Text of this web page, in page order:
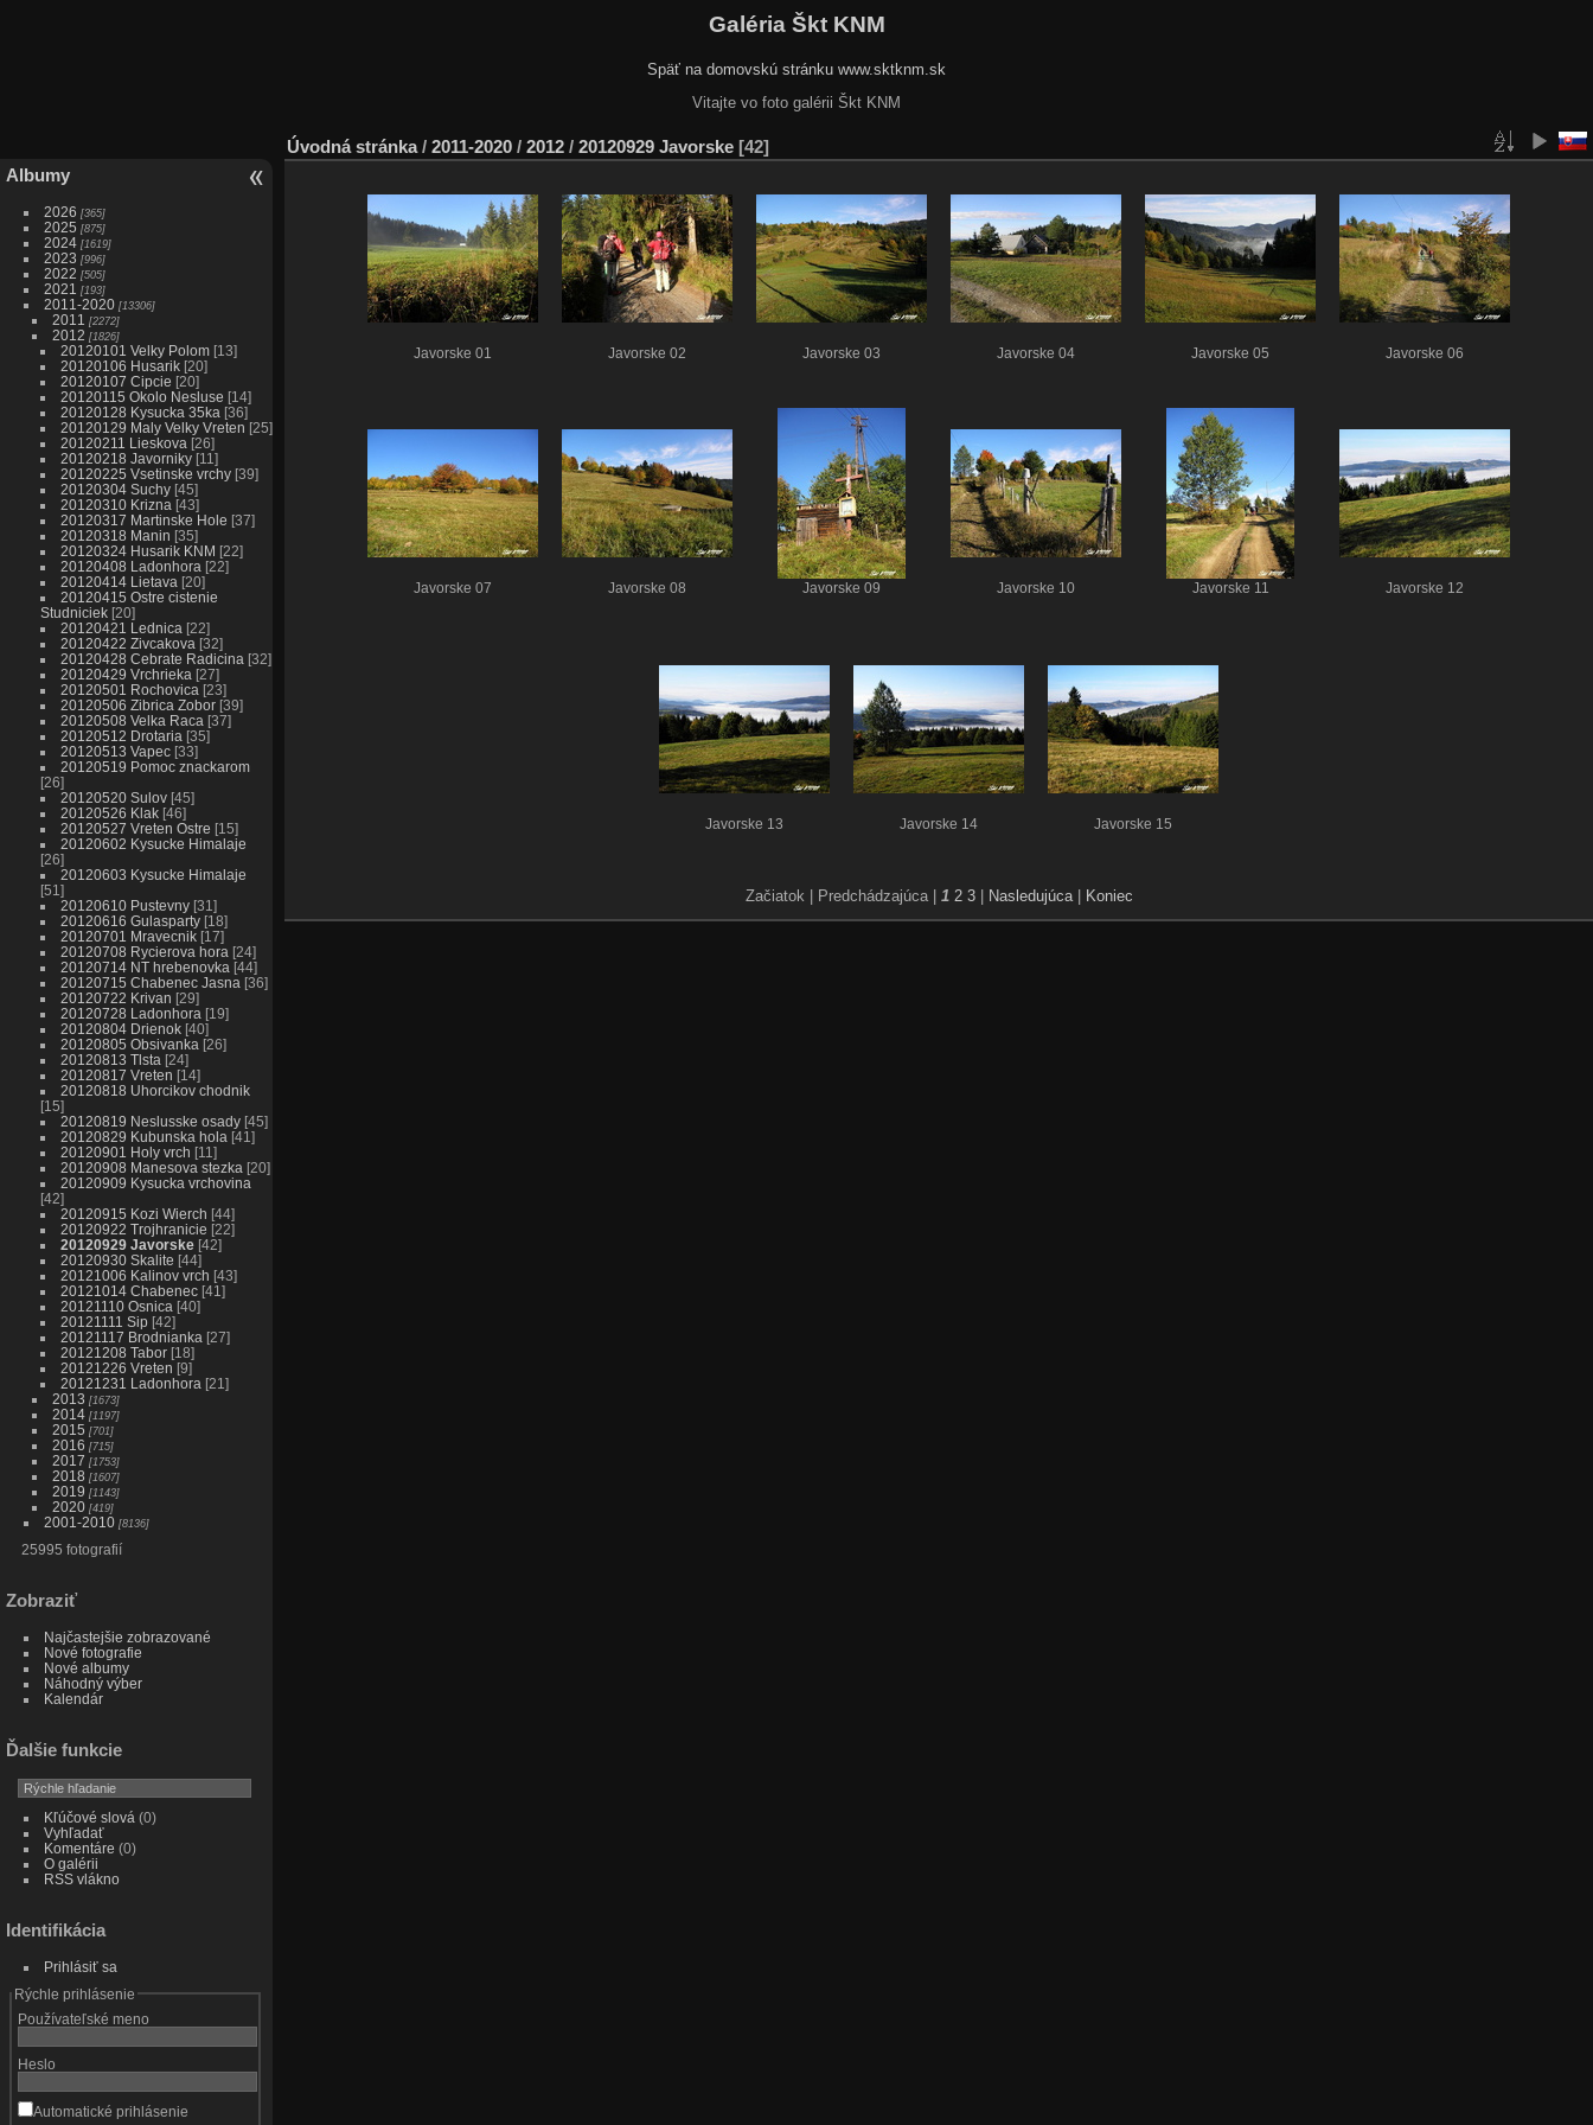
Galéria Škt KNM
Späť na domovskú stránku www.sktknm.sk
Vitajte vo foto galérii Škt KNM
Albumy
2026 365
2025 875
2024 1619
2023 996
2022 505
2021 193
2011-2020 13306
2011 2272
2012 1826
20120101 Velky Polom 13
20120106 Husarik 20
20120107 Cipcie 20
20120115 Okolo Nesluse 14
20120128 Kysucka 35ka 36
20120129 Maly Velky Vreten 25
20120211 Lieskova 26
20120218 Javorniky 11
20120225 Vsetinske vrchy 39
20120304 Suchy 45
20120310 Krizna 43
20120317 Martinske Hole 37
20120318 Manin 35
20120324 Husarik KNM 22
20120408 Ladonhora 22
20120414 Lietava 20
20120415 Ostre cistenie
Studniciek 20
20120421 Lednica 22
20120422 Zivcakova 32
20120428 Cebrate Radicina 32
20120429 Vrchrieka 27
20120501 Rochovica 23
20120506 Zibrica Zobor 39
20120508 Velka Raca 37
20120512 Drotaria 35
20120513 Vapec 33
20120519 Pomoc znackarom
26
20120520 Sulov 45
20120526 Klak 46
20120527 Vreten Ostre 15
20120602 Kysucke Himalaje
26
20120603 Kysucke Himalaje
51
20120610 Pustevny 31
20120616 Gulasparty 18
20120701 Mravecnik 17
20120708 Rycierova hora 24
20120714 NT hrebenovka 44
20120715 Chabenec Jasna 36
20120722 Krivan 29
20120728 Ladonhora 19
20120804 Drienok 40
20120805 Obsivanka 26
20120813 Tlsta 24
20120817 Vreten 14
20120818 Uhorcikov chodnik
15
20120819 Neslusske osady 45
20120829 Kubunska hola 41
20120901 Holy vrch 11
20120908 Manesova stezka 20
20120909 Kysucka vrchovina
42
20120915 Kozi Wierch 44
20120922 Trojhranicie 22
20120929 Javorske 42
20120930 Skalite 44
20121006 Kalinov vrch 43
20121014 Chabenec 41
20121110 Osnica 40
20121111 Sip 42
20121117 Brodnianka 27
20121208 Tabor 18
20121226 Vreten 9
20121231 Ladonhora 21
2013 1673
2014 1197
2015 701
2016 715
2017 1753
2018 1607
2019 1143
2020 419
2001-2010 8136
25995 fotografií
Zobraziť
Najčastejšie zobrazované
Nové fotografie
Nové albumy
Náhodný výber
Kalendár
Ďalšie funkcie
Kľúčové slová (0)
Vyhľadať
Komentáre (0)
O galérii
RSS vlákno
Identifikácia
Prihlásiť sa
Rýchle prihlásenie
Používateľské meno
Heslo
Automatické prihlásenie
Úvodná stránka/ 2011-2020 / 2012 / 20120929 Javorske 42
Javorske 01 Javorske 02 Javorske 03 Javorske 04 Javorske 05 Javorske 06
Javorske 07 Javorske 08 Javorske 09 Javorske 10 Javorske 11 Javorske 12
Javorske 13 Javorske 14 Javorske 15
Začiatok | Predchádzajúca | 1 2 3 | Nasledujúca | Koniec